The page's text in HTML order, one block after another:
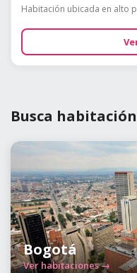
Habitación ubicada en alto
Busca
Bogotá
Ver habitaciones →